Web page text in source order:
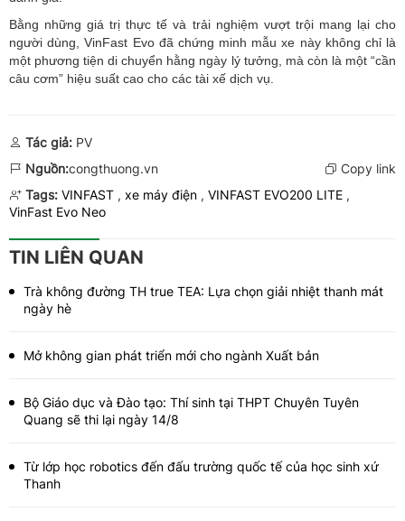
Bằng những giá trị thực tế và trải nghiệm vượt trội mang lại cho
người dùng, VinFast Evo đã chứng minh mẫu xe này không chỉ là
một phương tiện di chuyển hằng ngày lý tưởng, mà còn là một “cần
câu cơm” hiệu suất cao cho các tài xế dịch vụ.
Tác giả: PV
Nguồn:congthuong.vn
Copy link
Tags: VINFAST , xe máy điện , VINFAST EVO200 LITE ,
VinFast Evo Neo
TIN LIÊN QUAN
Trà không đường TH true TEA: Lựa chọn giải nhiệt thanh mát
ngày hè
Mở không gian phát triển mới cho ngành Xuất bản
Bộ Giáo dục và Đào tạo: Thí sinh tại THPT Chuyên Tuyên
Quang sẽ thi lại ngày 14/8
Từ lớp học robotics đến đấu trường quốc tế của học sinh xứ
Thanh